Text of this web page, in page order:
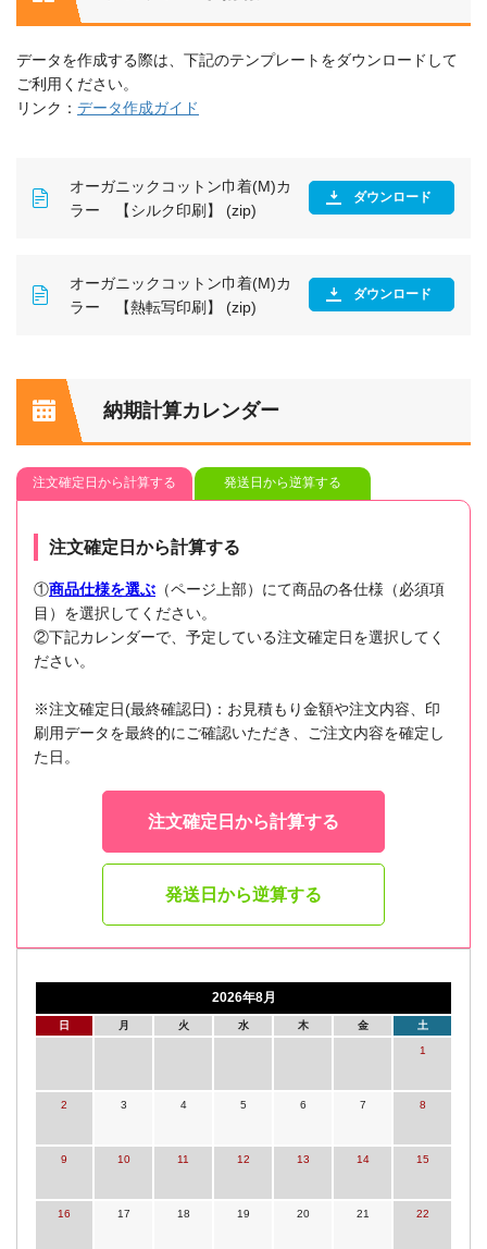
データを作成する際は、下記のテンプレートをダウンロードして
ご利用ください。
リンク： データ作成ガイド
オーガニックコットン巾着(M)カ
ラー 【シルク印刷】 (zip)
ダウンロード
オーガニックコットン巾着(M)カ
ラー 【熱転写印刷】 (zip)
ダウンロード
納期計算カレンダー
注文確定日から計算する 発送日から逆算する
注文確定日から計算する
①商品仕様を選ぶ （ページ上部）にて商品の各仕様（必須項
目）を選択してください。
②下記カレンダーで、予定している注文確定日を選択してく
ださい。
※注文確定日(最終確認日)：お見積もり金額や注文内容、印
刷用データを最終的にご確認いただき、ご注文内容を確定し
た日。
注文確定日から計算する
発送日から逆算する
2026年8月
日 月 火 水 木 金 土
1
2 3 4 5 6 7 8
9 10 11 12 13 14 15
16 17 18 19 20 21 22